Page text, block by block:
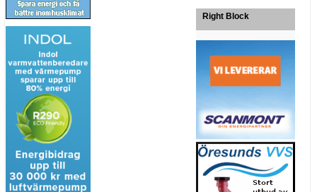
Right Block